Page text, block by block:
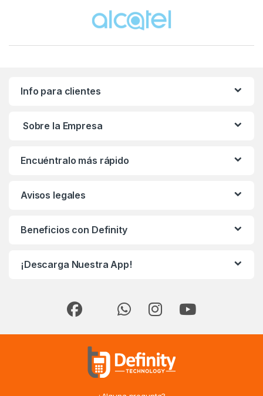
Info para clientes
Sobre la Empresa
Encuéntralo más rápido
Avisos legales
Beneficios con Definity
¡Descarga Nuestra App!